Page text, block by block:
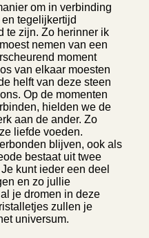
om in verbinding
tegelijkertijd
te zijn. Zo herinner ik
nemen van een
moment
van elkaar moesten
helft van deze steen
Op de momenten
hielden we de
aan de ander. Zo
liefde voeden.
blijven, ook als
bestaat uit twee
kunt ieder een deel
en zo jullie
je dromen in deze
zullen je
universum.